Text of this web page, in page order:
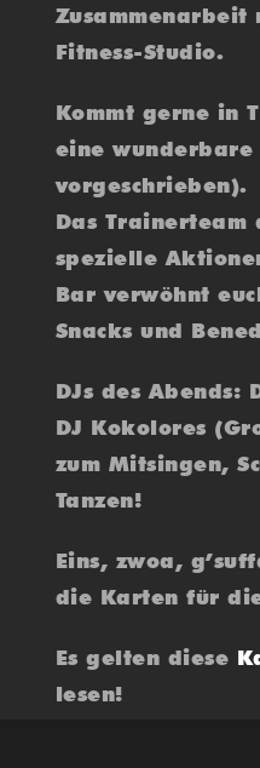
Zusammenarbeit
Fitness-Studio.
Kommt gerne in
eine
vorgeschrieben).
Das
spezielle
Bar verwöhnt
Snacks und
DJs des Abends:
DJ Kokolores
zum Mitsingen,
Tanzen!
Eins, zwoa,
die Karten für
Es gelten diese
lesen!